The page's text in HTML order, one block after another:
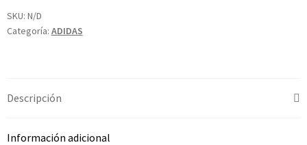
SKU: N/D
Categoría: ADIDAS
Descripción
Información adicional